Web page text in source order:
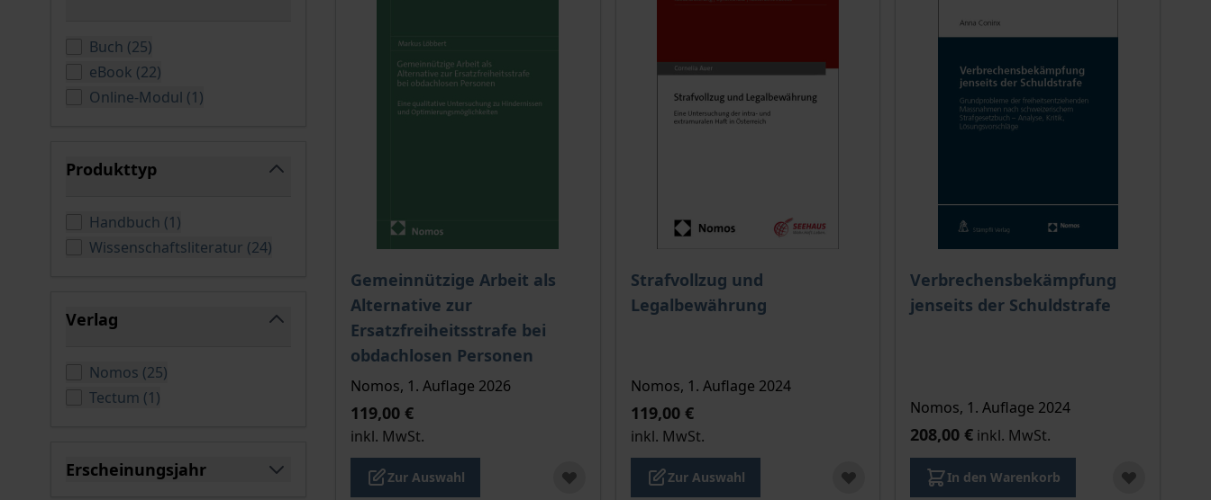
Buch (25verfügbare Produkte
)
eBook (22verfügbare Produkte
)
Online-Modul (1verfügbare Produkte
)
Produkttyp
Handbuch (1verfügbare Produkte
)
Wissenschaftsliteratur (24verfügbare Produkte
)
Verlag
Nomos (25verfügbare Produkte
)
Tectum (1verfügbare Produkte
)
Erscheinungsjahr
Gemeinnützige Arbeit als
Alternative zur
Ersatzfreiheitsstrafe bei
obdachlosen Personen
Der Preis dieses Titels richtet sich nach der gewählten Produktoption auf der Produktdetailseite
Nomos, 1. Auflage 2026
119,00 €
inkl. MwSt.
Zur Auswahl
Strafvollzug und
Legalbewährung
Der Preis dieses Titels richtet sich nach der gewählten Produktoption auf der
Nomos, 1. Auflage 2024
119,00 €
inkl. MwSt.
Zur Auswahl
Verbrechensbekämpfung
jenseits der Schuldstrafe
Nomos, 1. Auflage 2024
208,00 € inkl. MwSt.
In den Warenkorb